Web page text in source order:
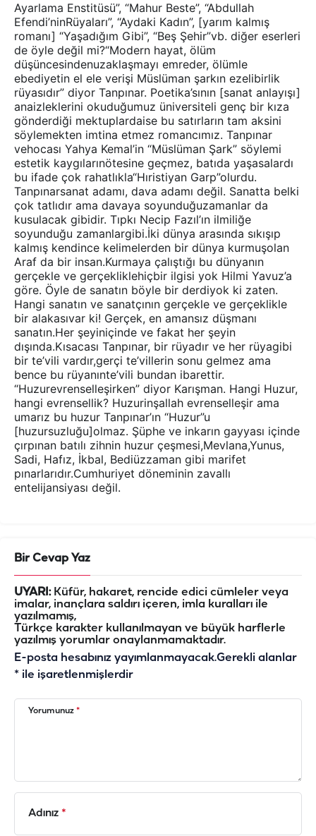
Ayarlama Enstitüsü”, “Mahur Beste”, “Abdullah
Efendi’ninRüyaları”, “Aydaki Kadın”, [yarım kalmış
romanı] “Yaşadığım Gibi”, “Beş Şehir”vb. diğer eserleri
de öyle değil mi?“Modern hayat, ölüm
düşüncesindenuzaklaşmayı emreder, ölümle
ebediyetin el ele verişi Müslüman şarkın ezelibirlik
rüyasıdır” diyor Tanpınar. Poetika’sının [sanat anlayışı]
anaizleklerini okuduğumuz üniversiteli genç bir kıza
gönderdiği mektuplardaise bu satırların tam aksini
söylemekten imtina etmez romancımız. Tanpınar
vehocası Yahya Kemal’in “Müslüman Şark” söylemi
estetik kaygılarınötesine geçmez, batıda yaşasalardı
bu ifade çok rahatlıkla“Hıristiyan Garp”olurdu.
Tanpınarsanat adamı, dava adamı değil. Sanatta belki
çok tatlıdır ama davaya soyunduğuzamanlar da
kusulacak gibidir. Tıpkı Necip Fazıl’ın ilmiliğe
soyunduğu zamanlargibi.İki dünya arasında sıkışıp
kalmış kendince kelimelerden bir dünya kurmuşolan
Araf da bir insan.Kurmaya çalıştığı bu dünyanın
gerçekle ve gerçekliklehiçbir ilgisi yok Hilmi Yavuz’a
göre. Öyle de sanatın böyle bir derdiyok ki zaten.
Hangi sanatın ve sanatçının gerçekle ve gerçeklikle
bir alakasıvar ki! Gerçek, en amansız düşmanı
sanatın.Her şeyiniçinde ve fakat her şeyin
dışında.Kısacası Tanpınar, bir rüyadır ve her rüyagibi
bir te’vili vardır,gerçi te’villerin sonu gelmez ama
bence bu rüyanınte’vili bundan ibarettir.
“Huzurevrenselleşirken” diyor Karışman. Hangi Huzur,
hangi evrensellik? Huzurinşallah evrenselleşir ama
umarız bu huzur Tanpınar’ın “Huzur”u
[huzursuzluğu]olmaz. Şüphe ve inkarın gayyası içinde
çırpınan batılı zihnin huzur çeşmesi,Mevlana,Yunus,
Sadi, Hafız, İkbal, Bediüzzaman gibi marifet
pınarlarıdır.Cumhuriyet döneminin zavallı
entelijansiyası değil.
Bir Cevap Yaz
UYARI:Küfür, hakaret, rencide edici cümleler veya
imalar, inançlara saldırı içeren, imla kuralları ile
yazılmamış,
Türkçe karakter kullanılmayan ve büyük harflerle
yazılmış yorumlar onaylanmamaktadır.
E-posta hesabınız yayımlanmayacak.Gerekli alanlar
* ile işaretlenmişlerdir
Yorumunuz *
Adınız *